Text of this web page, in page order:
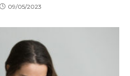
09/05/2023